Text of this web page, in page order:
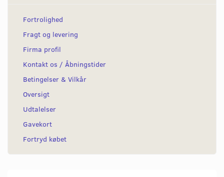
Fortrolighed
Fragt og levering
Firma profil
Kontakt os / Åbningstider
Betingelser & Vilkår
Oversigt
Udtalelser
Gavekort
Fortryd købet